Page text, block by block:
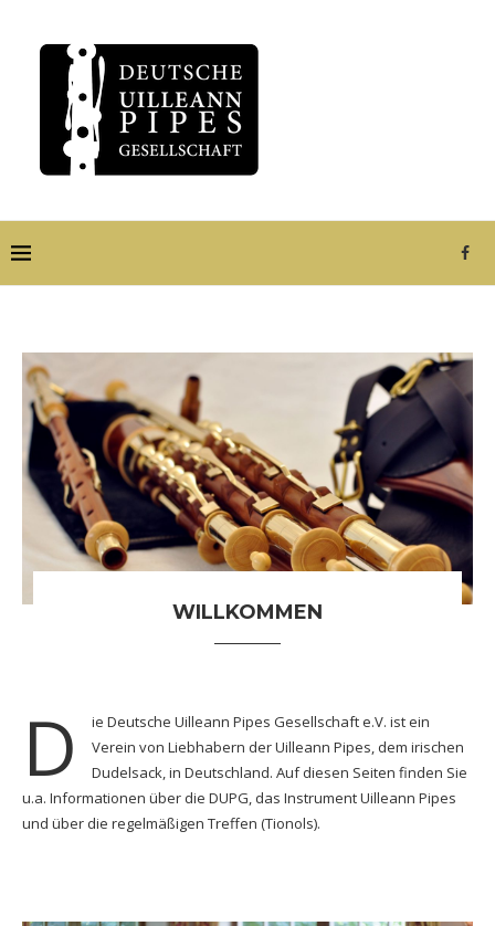
WILLKOMMEN
D
ie Deutsche Uilleann Pipes Gesellschaft e.V. ist ein
Verein von Liebhabern der Uilleann Pipes, dem irischen
Dudelsack, in Deutschland. Auf diesen Seiten finden Sie
u.a. Informationen über die DUPG, das Instrument Uilleann Pipes
und über die regelmäßigen Treffen (Tionols).